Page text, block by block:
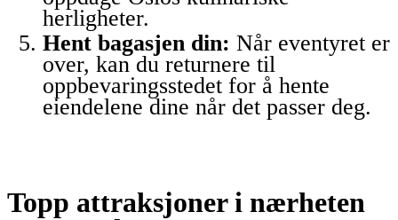
herligheter.
Hent bagasjen din: Når eventyret er
over, kan du returnere til
oppbevaringsstedet for å hente
eiendelene dine når det passer deg.
Topp attraksjoner i nærheten